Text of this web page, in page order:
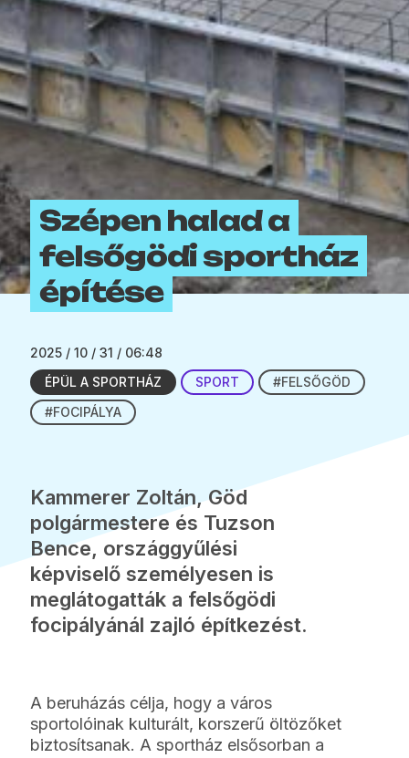
Szépen halad a
felsőgödi sportház
építése
2025 / 10 / 31 / 06:48
ÉPÜL A SPORTHÁZ
SPORT
#FELSŐGÖD
#FOCIPÁLYA
Kammerer Zoltán, Göd
polgármestere és Tuzson
Bence, országgyűlési
képviselő személyesen is
meglátogatták a felsőgödi
focipályánál zajló építkezést.
A beruházás célja, hogy a város
sportolóinak kulturált, korszerű öltözőket
biztosítsanak. A sportház elsősorban a